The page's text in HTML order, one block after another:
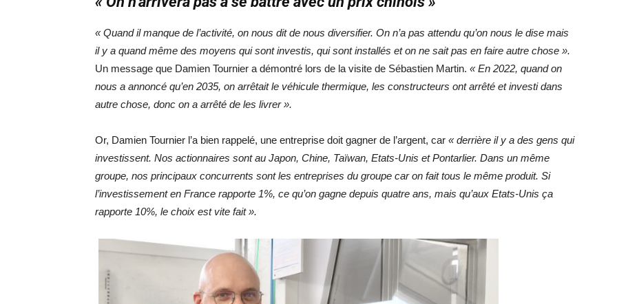
« Quand il manque de l’activité, on nous dit de nous diversifier. On n’a pas attendu qu’on nous le dise mais
il y a quand même des moyens qui sont investis, qui sont installés et on ne sait pas en faire autre chose ».
Un message que Damien Tournier a démontré lors de la visite de Sébastien Martin. « En 2022, quand on
nous a annoncé qu’en 2035, on arrêtait le véhicule thermique, les constructeurs ont arrêté et investi dans
autre chose, donc on a arrêté de les livrer ».
Or, Damien Tournier l’a bien rappelé, une entreprise doit gagner de l’argent, car « derrière il y a des gens qui
investissent. Nos actionnaires sont au Japon, Chine, Taïwan, Etats-Unis et Pontarlier. Dans un même
groupe, nos principaux concurrents sont les entreprises du groupe car on fait tous le même produit. Si
l’investissement en France rapporte 1%, ce qu’on gagne depuis quatre ans, mais qu’aux Etats-Unis ça
rapporte 10%, le choix est vite fait ».